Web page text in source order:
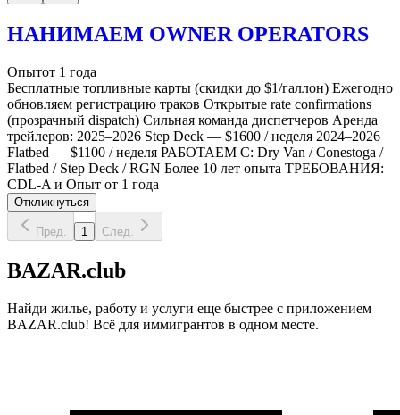
НАНИМАЕМ OWNER OPERATORS
Опытот 1 года
Бесплатные топливные карты (скидки до $1/галлон) Ежегодно
обновляем регистрацию траков Открытые rate confirmations
(прозрачный dispatch) Сильная команда диспетчеров Аренда
трейлеров: 2025–2026 Step Deck — $1600 / неделя 2024–2026
Flatbed — $1100 / неделя РАБОТАЕМ С: Dry Van / Conestoga /
Flatbed / Step Deck / RGN Более 10 лет опыта ТРЕБОВАНИЯ:
CDL-A и Опыт от 1 года
Откликнуться
Пред. 1 След.
BAZAR.club
Найди жилье, работу и услуги еще быстрее с приложением
BAZAR.club! Всё для иммигрантов в одном месте.